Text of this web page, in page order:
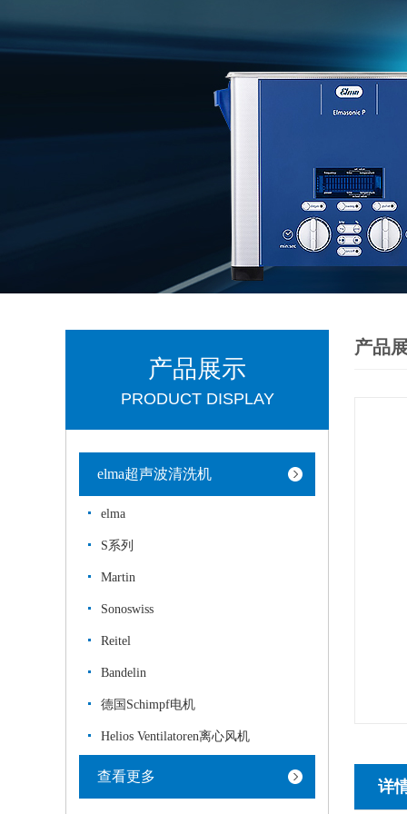
产品展示
PRODUCT DISPLAY
elma超声波清洗机
elma
S系列
Martin
Sonoswiss
Reitel
Bandelin
德国Schimpf电机
Helios Ventilatoren离心风机
查看更多
产品
详